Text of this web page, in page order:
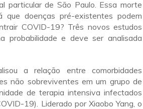
particular de São Paulo. Essa morte
que doenças pré-existentes podem
COVID-19? Três novos estudos
probabilidade e deve ser analisada
a relação entre comorbidades
não sobreviventes em um grupo de
de terapia intensiva infectados
19). Liderado por Xiaobo Yang, o